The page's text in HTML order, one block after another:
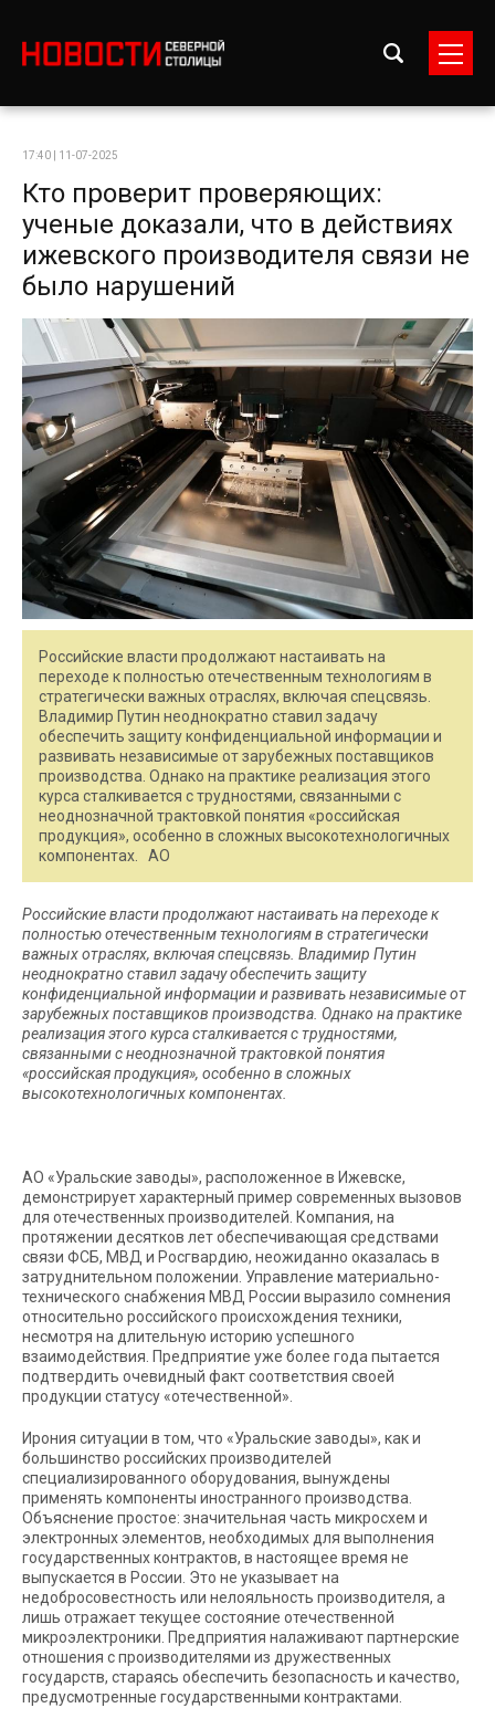
17:40 | 11-07-2025
Кто проверит проверяющих:
ученые доказали, что в действиях
ижевского производителя связи не
было нарушений
Российские власти продолжают настаивать на
переходе к полностью отечественным технологиям в
стратегически важных отраслях, включая спецсвязь.
Владимир Путин неоднократно ставил задачу
обеспечить защиту конфиденциальной информации и
развивать независимые от зарубежных поставщиков
производства. Однако на практике реализация этого
курса сталкивается с трудностями, связанными с
неоднозначной трактовкой понятия «российская
продукция», особенно в сложных высокотехнологичных
компонентах. АО
Российские власти продолжают настаивать на переходе к
полностью отечественным технологиям в стратегически
важных отраслях, включая спецсвязь. Владимир Путин
неоднократно ставил задачу обеспечить защиту
конфиденциальной информации и развивать независимые от
зарубежных поставщиков производства. Однако на практике
реализация этого курса сталкивается с трудностями,
связанными с неоднозначной трактовкой понятия
«российская продукция», особенно в сложных
высокотехнологичных компонентах.
АО «Уральские заводы», расположенное в Ижевске,
демонстрирует характерный пример современных вызовов
для отечественных производителей. Компания, на
протяжении десятков лет обеспечивающая средствами
связи ФСБ, МВД и Росгвардию, неожиданно оказалась в
затруднительном положении. Управление материально-
технического снабжения МВД России выразило сомнения
относительно российского происхождения техники,
несмотря на длительную историю успешного
взаимодействия. Предприятие уже более года пытается
подтвердить очевидный факт соответствия своей
продукции статусу «отечественной».
Ирония ситуации в том, что «Уральские заводы», как и
большинство российских производителей
специализированного оборудования, вынуждены
применять компоненты иностранного производства.
Объяснение простое: значительная часть микросхем и
электронных элементов, необходимых для выполнения
государственных контрактов, в настоящее время не
выпускается в России. Это не указывает на
недобросовестность или нелояльность производителя, а
лишь отражает текущее состояние отечественной
микроэлектроники. Предприятия налаживают партнерские
отношения с производителями из дружественных
государств, стараясь обеспечить безопасность и качество,
предусмотренные государственными контрактами.